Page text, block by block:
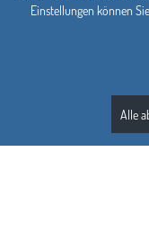
Einstellungen können
Alle